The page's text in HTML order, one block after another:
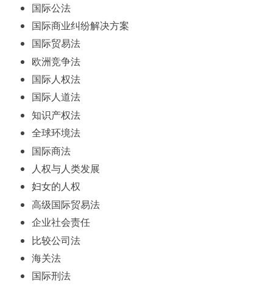
国际公法
国际商业纠纷解决方案
国际贸易法
欧洲竞争法
国际人权法
国际人道法
知识产权法
全球环境法
国际商法
人权与人类发展
妇女的人权
高级国际贸易法
企业社会责任
比较公司法
海关法
国际刑法